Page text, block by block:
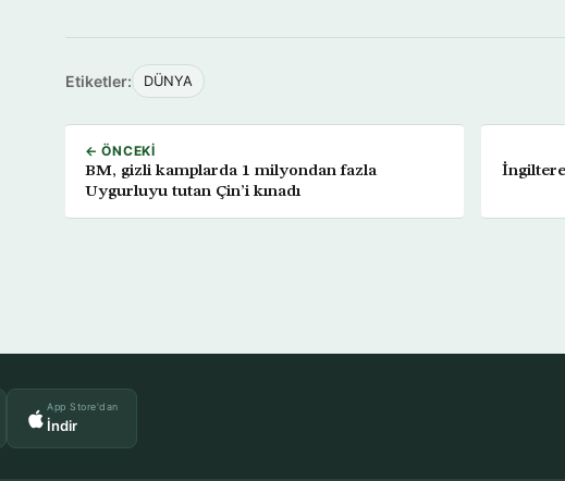
Etiketler: DÜNYA
← ÖNCEKI
BM, gizli kamplarda 1 milyondan fazla
Uygurluyu tutan Çin’i kınadı
App Store'dan
İndir